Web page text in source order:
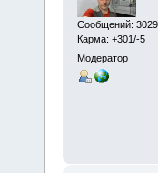
Сообщений: 3029
Карма: +301/-5
Модератор